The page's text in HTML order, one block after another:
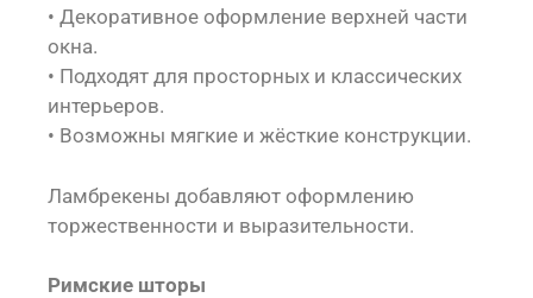
• Декоративное оформление верхней части
окна.
• Подходят для просторных и классических
интерьеров.
• Возможны мягкие и жёсткие конструкции.
Ламбрекены добавляют оформлению
торжественности и выразительности.
Римские шторы